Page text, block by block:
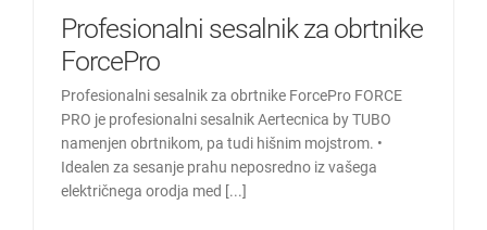
Profesionalni sesalnik za obrtnike
ForcePro
Profesionalni sesalnik za obrtnike ForcePro FORCE
PRO je profesionalni sesalnik Aertecnica by TUBO
namenjen obrtnikom, pa tudi hišnim mojstrom. •
Idealen za sesanje prahu neposredno iz vašega
električnega orodja med [...]